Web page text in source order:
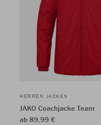
HERREN JACKEN
JAKO Coachjacke Team
ab 89,99 €